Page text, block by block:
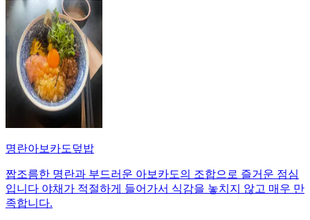
명란아보카도덮밥
짭조름한 명란과 부드러운 아보카도의 조합으로 즐거운 점심
입니다 야채가 적절하게 들어가서 식감을 놓치지 않고 매우 만
족합니다.